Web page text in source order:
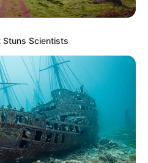
DE WHATSAPP
el Concejo Municipal de
programado para este
de la tarde, el recorrido de la
hacen parte de los
ciudad de Ibagué, para
Stuns Scientists